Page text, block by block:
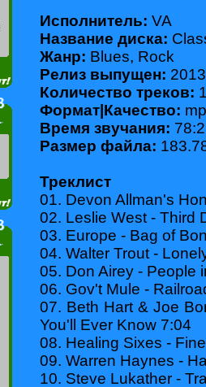
Исполнитель: VA
Название диска:
Жанр: Blues, Rock
Релиз выпущен: 2013
Количество треков:
Формат|Качество:
Время звучания:
Размер файла:
Треклист
01. Devon Allman's
02. Leslie West - Third
03. Europe - Bag of
04. Walter Trout -
05. Don Airey - People
06. Gov't Mule -
07. Beth Hart & Joe
You'll Ever Know 7:04
08. Healing Sixes -
09. Warren Haynes -
10. Steve Lukather -